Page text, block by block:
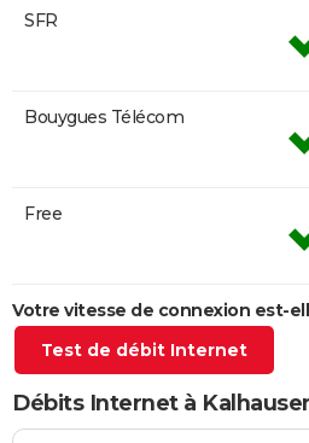
SFR
Bouygues Télécom
Free
Votre vitesse de connexion est-
Test de débit Internet
Débits Internet à